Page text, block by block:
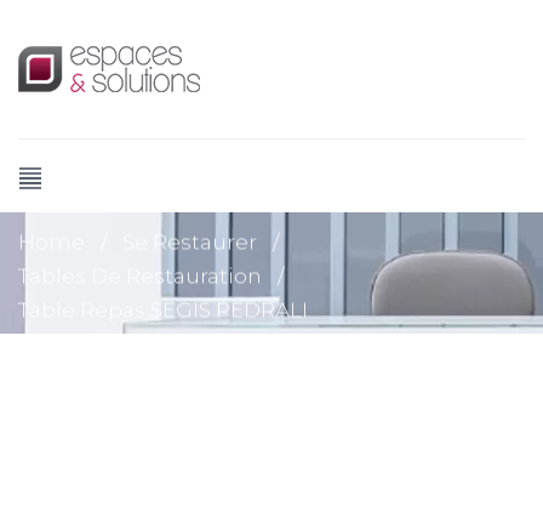
Home Se Restaurer
/
Tables De Restauration
/
Table Repas SEGIS PEDRALI